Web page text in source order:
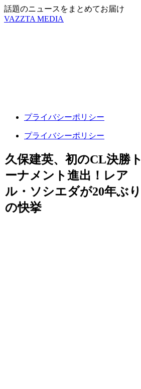
話題のニュースをまとめてお届け
VAZZTA MEDIA
プライバシーポリシー
プライバシーポリシー
久保建英、初のCL決勝ト
ーナメント進出！レア
ル・ソシエダが20年ぶり
の快挙